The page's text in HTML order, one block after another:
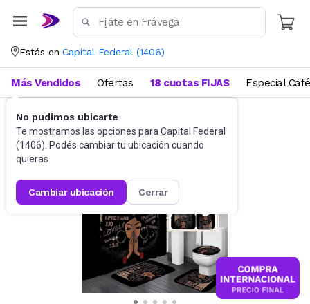
Estás en Capital Federal (1406)
No pudimos ubicarte
Te mostramos las opciones para Capital Federal
(1406). Podés cambiar tu ubicación cuando
quieras.
cambiar ubicación cerrar
Más Vendidos Ofertas 18 cuotas FIJAS Especial Café
Baño Accesorios de baño